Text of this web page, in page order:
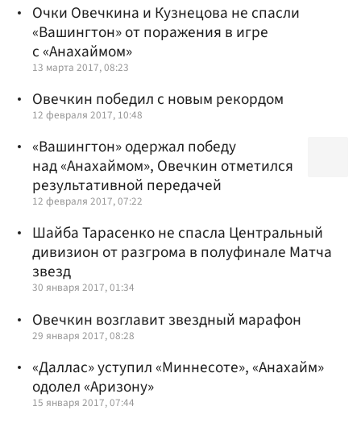
Очки Овечкина и Кузнецова не спасли
«Вашингтон» от поражения в игре
с «Анахаймом»
13 марта 2017, 08:23
Овечкин победил с новым рекордом
12 февраля 2017, 10:48
«Вашингтон» одержал победу
над «Анахаймом», Овечкин отметился
результативной передачей
12 февраля 2017, 07:22
Шайба Тарасенко не спасла Центральный
дивизион от разгрома в полуфинале Матча
звезд
30 января 2017, 01:34
Овечкин возглавит звездный марафон
29 января 2017, 08:28
«Даллас» уступил «Миннесоте», «Анахайм»
одолел «Аризону»
15 января 2017, 07:44